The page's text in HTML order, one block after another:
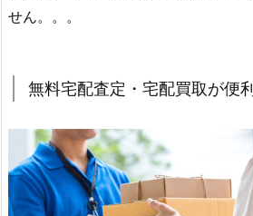
せん。。。
無料宅配査定・宅配買取が便利